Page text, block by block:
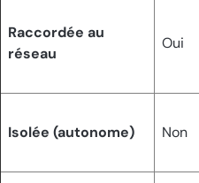
Raccordée au
réseau
Oui
Isolée (autonome) Non